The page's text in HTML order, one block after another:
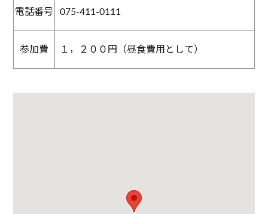
電話番号 075-411-0111
参加費 １，２００円（昼食費用として）